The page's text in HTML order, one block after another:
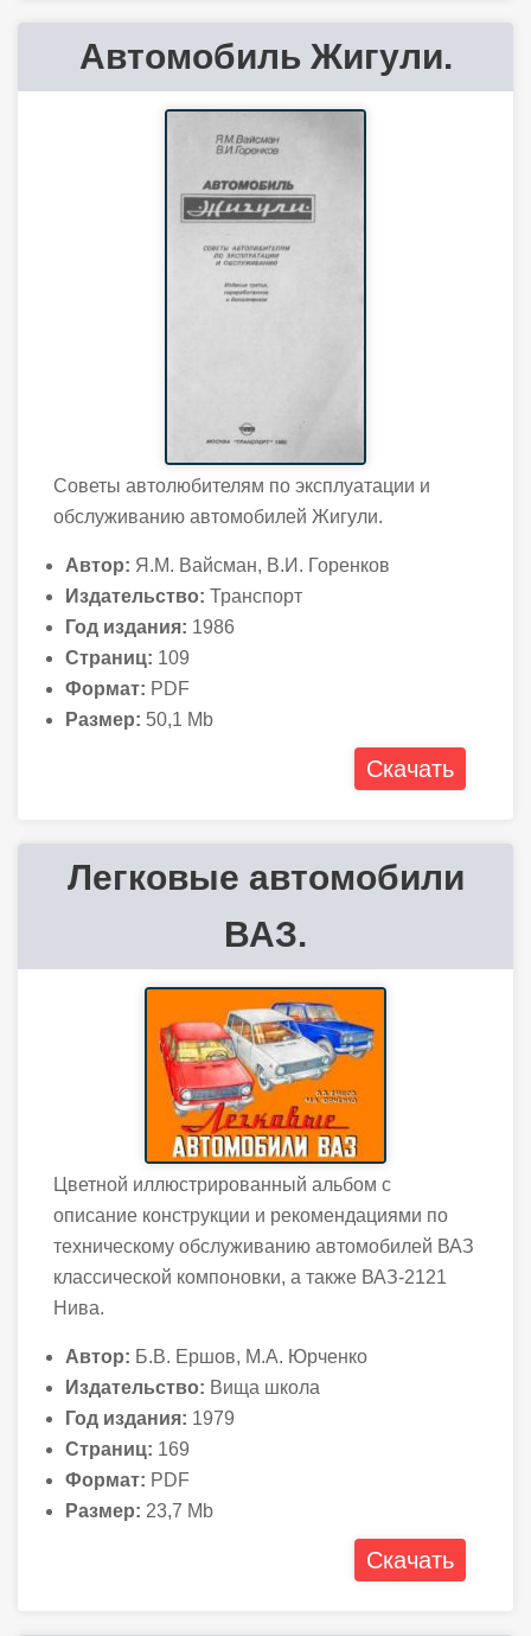
Автомобиль Жигули.
Советы автолюбителям по эксплуатации и
обслуживанию автомобилей Жигули.
Автор: Я.М. Вайсман, В.И. Горенков
Издательство: Транспорт
Год издания: 1986
Страниц: 109
Формат: PDF
Размер: 50,1 Mb
Скачать
Легковые автомобили
ВАЗ.
Цветной иллюстрированный альбом с
описание конструкции и рекомендациями по
техническому обслуживанию автомобилей ВАЗ
классической компоновки, а также ВАЗ-2121
Нива.
Автор: Б.В. Ершов, М.А. Юрченко
Издательство: Вища школа
Год издания: 1979
Страниц: 169
Формат: PDF
Размер: 23,7 Mb
Скачать